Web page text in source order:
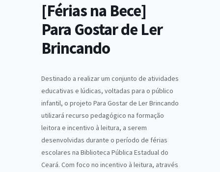
[Férias na Bece]
Para Gostar de Ler
Brincando
Destinado a realizar um conjunto de atividades
educativas e lúdicas, voltadas para o público
infantil, o projeto Para Gostar de Ler Brincando
utilizará recurso pedagógico na formação
leitora e incentivo à leitura, a serem
desenvolvidas durante o período de férias
escolares na Biblioteca Pública Estadual do
Ceará. Com foco no incentivo à leitura, através